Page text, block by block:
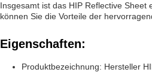
Insgesamt ist das HIP Reflective
können Sie die Vorteile der
Eigenschaften:
Produktbezeichnung: Hersteller